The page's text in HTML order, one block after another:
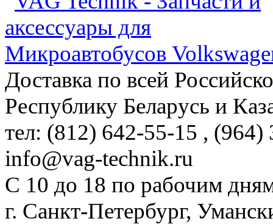
Доставка по всей
Республику Беларусь и
тел: (812) 642-55-15 , (964)
info@vag-technik.ru
С 10 до 18 по рабочим
г. Санкт-Петербург,